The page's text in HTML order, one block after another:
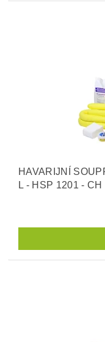
HAVARIJNÍ
L - HSP 1201 - CH